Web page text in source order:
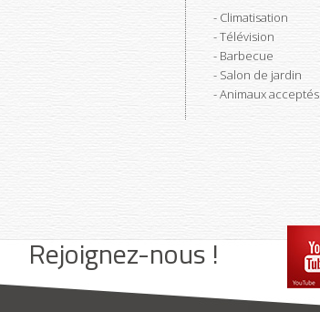
Climatisation
Télévision
Barbecue
Salon de jardin
Animaux acceptés
Rejoignez-nous !
Instagram